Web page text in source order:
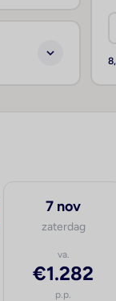
7 nov
zaterdag
va.
€1.282
p.p.